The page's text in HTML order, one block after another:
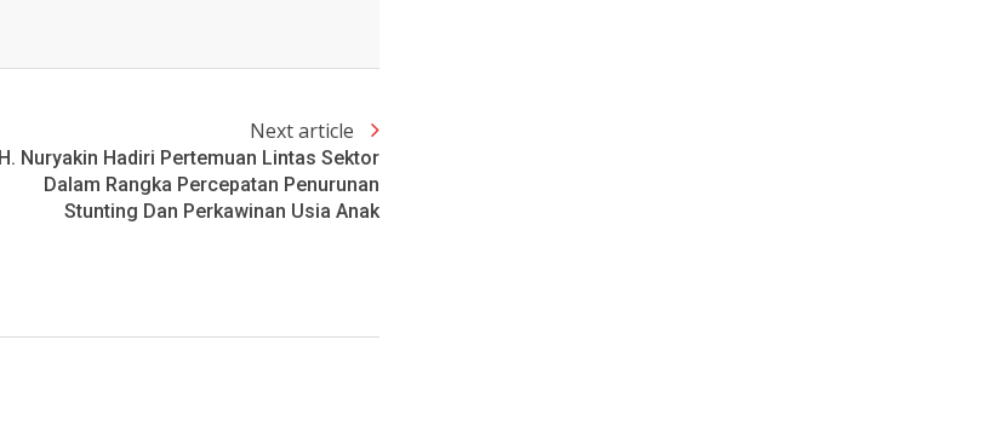
Next article
H. Nuryakin Hadiri Pertemuan Lintas Sektor
Dalam Rangka Percepatan Penurunan
Stunting Dan Perkawinan Usia Anak